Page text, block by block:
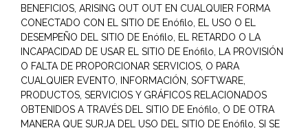
BENEFICIOS, ARISING OUT OUT EN CUALQUIER FORMA
CONECTADO CON EL SITIO DE Enófilo, EL USO O EL
DESEMPEÑO DEL SITIO DE Enófilo, EL RETARDO O LA
INCAPACIDAD DE USAR EL SITIO DE Enófilo, LA PROVISIÓN
O FALTA DE PROPORCIONAR SERVICIOS, O PARA
CUALQUIER EVENTO, INFORMACIÓN, SOFTWARE,
PRODUCTOS, SERVICIOS Y GRÁFICOS RELACIONADOS
OBTENIDOS A TRAVÉS DEL SITIO DE Enófilo, O DE OTRA
MANERA QUE SURJA DEL USO DEL SITIO DE Enófilo, SI SE